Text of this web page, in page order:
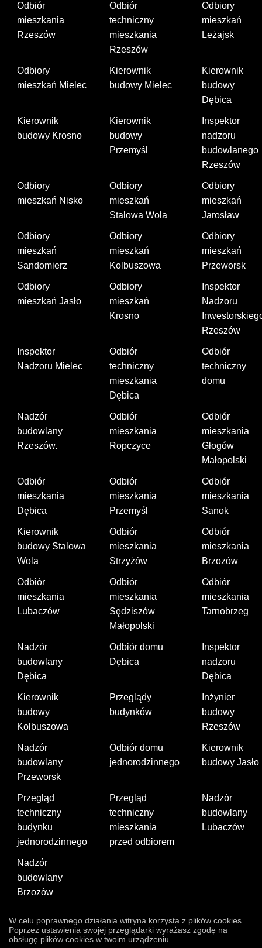
Odbiór
mieszkania
Rzeszów
Odbiór
techniczny
mieszkania
Rzeszów
Odbiory
mieszkań
Leżajsk
Odbiory
mieszkań Mielec
Kierownik
budowy Mielec
Kierownik
budowy
Dębica
Kierownik
budowy Krosno
Kierownik
budowy
Przemyśl
Inspektor
nadzoru
budowlanego
Rzeszów
Odbiory
mieszkań Nisko
Odbiory
mieszkań
Stalowa Wola
Odbiory
mieszkań
Jarosław
Odbiory
mieszkań
Sandomierz
Odbiory
mieszkań
Kolbuszowa
Odbiory
mieszkań
Przeworsk
Odbiory
mieszkań Jasło
Odbiory
mieszkań
Krosno
Inspektor
Nadzoru
Rzeszów
Inspektor
Nadzoru Mielec
Odbiór
techniczny
mieszkania
Dębica
Odbiór
techniczny
domu
Nadzór
budowlany
Rzeszów.
Odbiór
mieszkania
Ropczyce
Odbiór
mieszkania
Głogów
Małopolski
Odbiór
mieszkania
Dębica
Odbiór
mieszkania
Przemyśl
Odbiór
mieszkania
Sanok
Kierownik
budowy Stalowa
Wola
Odbiór
mieszkania
Strzyżów
Odbiór
mieszkania
Brzozów
Odbiór
mieszkania
Lubaczów
Odbiór
mieszkania
Sędziszów
Małopolski
Odbiór
mieszkania
Tarnobrzeg
Nadzór
budowlany
Dębica
Odbiór domu
Dębica
Inspektor
nadzoru
Dębica
Kierownik
budowy
Kolbuszowa
Przeglądy
budynków
Inżynier
budowy
Rzeszów
Nadzór
budowlany
Przeworsk
Odbiór domu
jednorodzinnego
Kierownik
budowy Jasło
Przegląd
techniczny
budynku
jednorodzinnego
Przegląd
techniczny
mieszkania
przed odbiorem
Nadzór
budowlany
Lubaczów
Nadzór
budowlany
Brzozów
W celu poprawnego działania witryna korzysta z plików cookies.
Poprzez ustawienia swojej przeglądarki wyrażasz zgodę na
obsługę plików cookies w twoim urządzeniu.